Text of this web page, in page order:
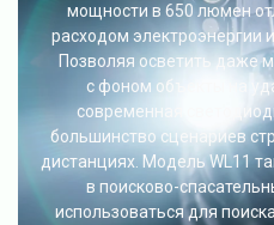
мощности в 650 люмен
расходом электроэнергии
Позволяя осветить даже
с фоном объекты на
современная
большинство сценариев
дистанциях. Модель WL11
в поисково-
использоваться для